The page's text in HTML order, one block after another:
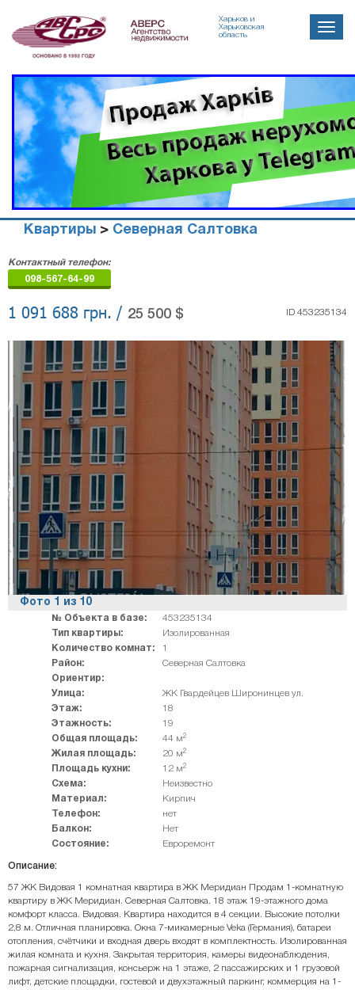
Харьков и
Харьковская
область
Toggle
Квартиры > Северная Салтовка
недвижимости
"Аверс"
Контактный телефон:
098-567-64-99
1 091 688 грн. / 25 500 $ ID 453235134
Фото 1 из 10
№ Объекта в базе:
453235134
Тип квартиры:
Изолированная
Количество комнат:
1
Район:
Северная Салтовка
Ориентир:
Улица:
ЖК Гвардейцев Широнинцев ул.
Этаж:
18
Этажность:
19
Общая площадь:
44 м2
Жилая площадь: 20 м2
Площадь кухни: 12 м2
Схема:
Неизвестно
Материал:
Кирпич
Телефон:
нет
Балкон:
Нет
Состояние:
Евроремонт
Описание:
57 ЖК Видовая 1 комнатная квартира в ЖК Меридиан Продам 1-комнатную
квартиру в ЖК Меридиан. Северная Салтовка. 18 этаж 19-этажного дома
комфорт класса. Видовая. Квартира находится в 4 секции. Высокие потолки
2,8 м. Отличная планировка. Окна 7-микамерные Veka (Германия), батареи
отопления, счётчики и входная дверь входят в комплектность. Изолированная
жилая комната и кухня. Закрытая территория, камеры видеонаблюдения,
пожарная сигнализация, консьерж на 1 этаже, 2 пассажирских и 1 грузовой
лифт, детские площадки, гостевой и двухэтажный паркинг, коммерция на 1-